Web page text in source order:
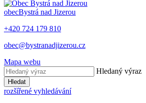
obecBystrá nad Jizerou
+420 724 179 810
obec@bystranadjizerou.cz
Mapa webu
Hledaný výraz
Hledat
rozšířené vyhledávání